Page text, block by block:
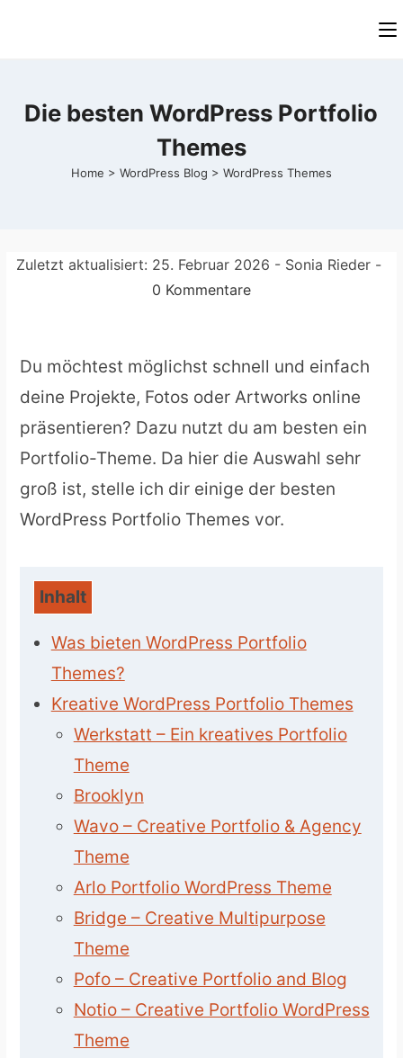
Die besten WordPress Portfolio
Themes
Home > WordPress Blog > WordPress Themes
Zuletzt aktualisiert: 25. Februar 2026 - Sonia Rieder -
0 Kommentare
Du möchtest möglichst schnell und einfach
deine Projekte, Fotos oder Artworks online
präsentieren? Dazu nutzt du am besten ein
Portfolio-Theme. Da hier die Auswahl sehr
groß ist, stelle ich dir einige der besten
WordPress Portfolio Themes vor.
Inhalt
Was bieten WordPress Portfolio
Themes?
Kreative WordPress Portfolio Themes
Werkstatt – Ein kreatives Portfolio
Theme
Brooklyn
Wavo – Creative Portfolio & Agency
Theme
Arlo Portfolio WordPress Theme
Bridge – Creative Multipurpose
Theme
Pofo – Creative Portfolio and Blog
Notio – Creative Portfolio WordPress
Theme